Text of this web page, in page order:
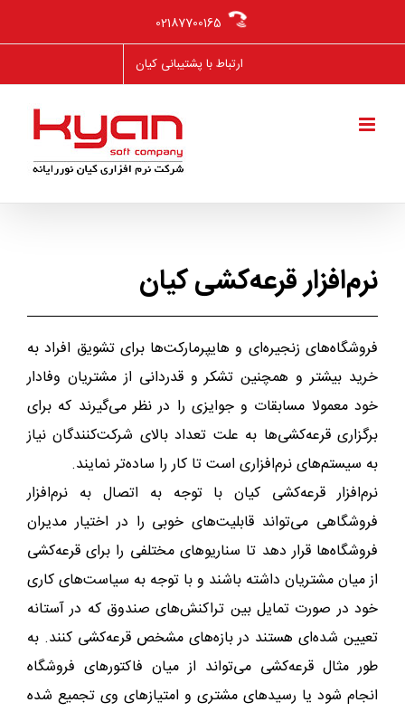
02187700165
ارتباط با پشتیبانی کیان
نرم‌افزار قرعه‌کشی کیان
فروشگاه‌های زنجیره‌ای و هایپرمارکت‌ها برای تشویق افراد به
خرید بیشتر و همچنین تشکر و قدردانی از مشتریان وفادار
خود معمولا مسابقات و جوایزی را در نظر می‌گیرند که برای
برگزاری قرعه‌کشی‌ها به علت تعداد بالای شرکت‌کنندگان نیاز
به سیستم‌های نرم‌افزاری است تا کار را ساده‌تر نمایند.
نرم‌افزار قرعه‌کشی کیان با توجه به اتصال به نرم‌افزار
فروشگاهی می‌تواند قابلیت‌های خوبی را در اختیار مدیران
فروشگاه‌ها قرار دهد تا سناریوهای مختلفی را برای قرعه‌کشی
از میان مشتریان داشته باشند و با توجه به سیاست‌های کاری
خود در صورت تمایل بین تراکنش‌های صندوق که در آستانه
تعیین شده‌ای هستند در بازه‌های مشخص قرعه‌کشی کنند. به
طور مثال قرعه‌کشی می‌تواند از میان فاکتورهای فروشگاه
انجام شود یا رسیدهای مشتری و امتیازهای وی تجمیع شده